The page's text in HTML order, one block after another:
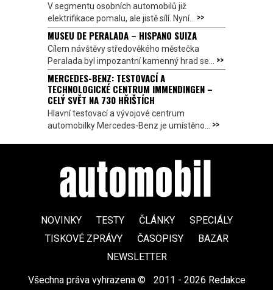
V segmentu osobních automobilů již
elektrifikace pomalu, ale jistě sílí. Nyní... >>
MUSEU DE PERALADA – HISPANO SUIZA
Cílem návštěvy středověkého městečka
Peralada byl impozantní kamenný hrad se... >>
MERCEDES-BENZ: TESTOVACÍ A
TECHNOLOGICKÉ CENTRUM IMMENDINGEN –
CELÝ SVĚT NA 730 HŘIŠTÍCH
Hlavní testovací a vývojové centrum
automobilky Mercedes-Benz je umístěno... >>
NOVINKY TESTY ČLÁNKY
SPECIÁLY
TISKOVÉ ZPRÁVY
ČASOPISY
BAZAR
NEWSLETTER
Všechna práva vyhrazena ©
2011 - 2026 Redakce